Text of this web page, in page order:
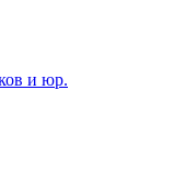
и юр.